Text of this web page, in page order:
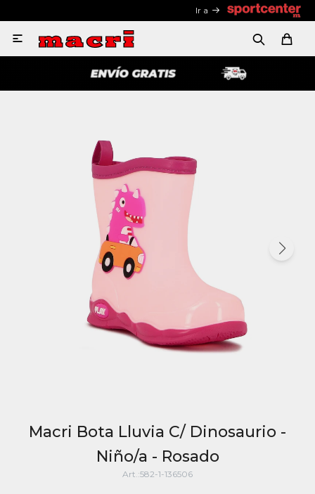
Ir a

Macri Bota Lluvia C/ Dinosaurio -
Niño/a - Rosado
582-1-136506